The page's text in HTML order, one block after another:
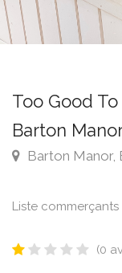
Too Good
Barton
Barton Manor,
Liste commerçants
(0